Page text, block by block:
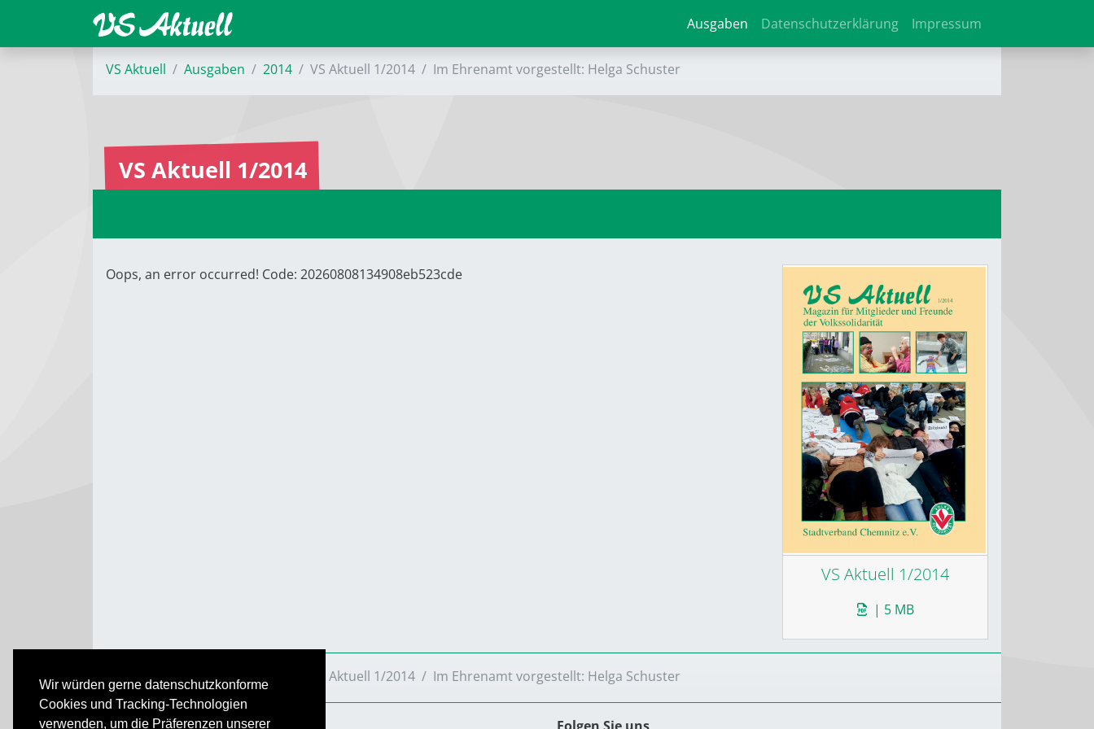
Wir würden gerne datenschutzkonforme
Cookies und Tracking-Technologien
verwenden, um die Präferenzen unserer
Ausgaben Datenschutzerklärung Impressum
VS Aktuell Ausgaben 2014 VS Aktuell 1/2014 Im Ehrenamt vorgestellt: Helga Schuster
VS Aktuell 1/2014
VS Aktuell 1/2014
| 5 MB
Oops, an error occurred! Code: 20260808134908eb523cde
VS Aktuell Ausgaben VS Aktuell 1/2014 Im Ehrenamt vorgestellt: Helga Schuster